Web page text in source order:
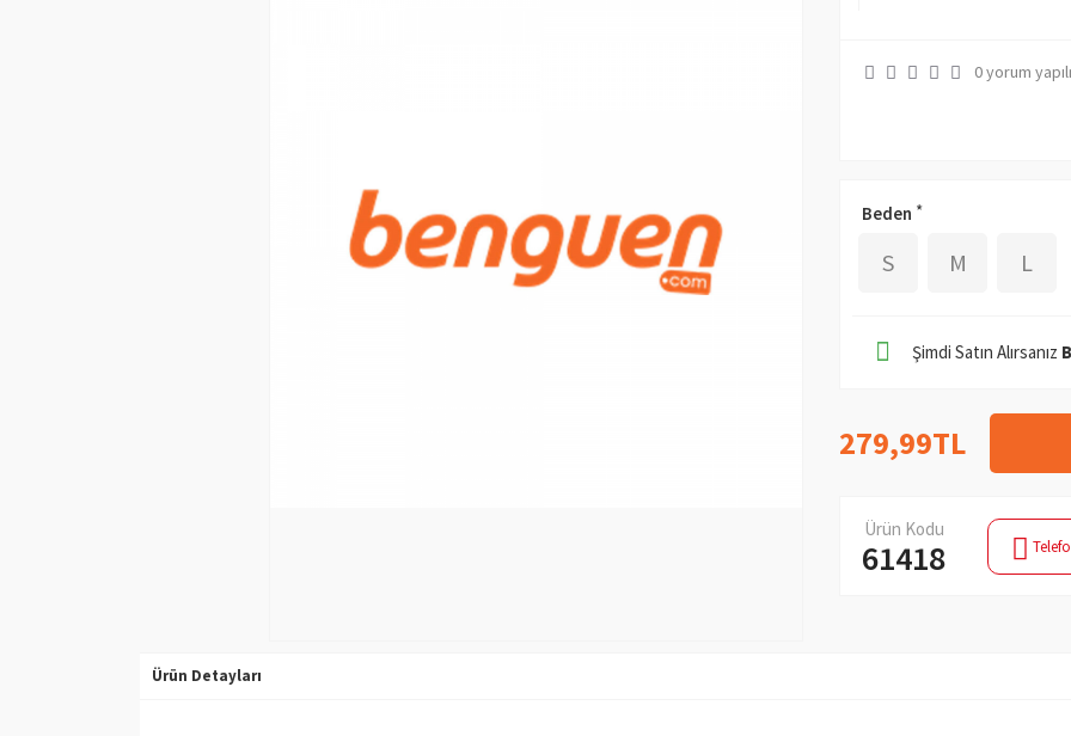
0 yorum
Beden
S M L
279,99TL
Şimdi Satın Alırsanız
Ürün Kodu
61418
Ürün Detayları